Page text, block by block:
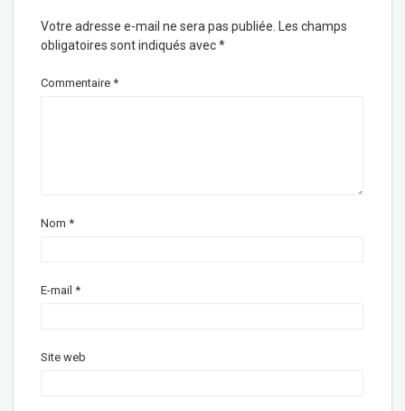
Votre adresse e-mail ne sera pas publiée.
Les champs
obligatoires sont indiqués avec*
Commentaire *
Nom *
E-mail *
Site web